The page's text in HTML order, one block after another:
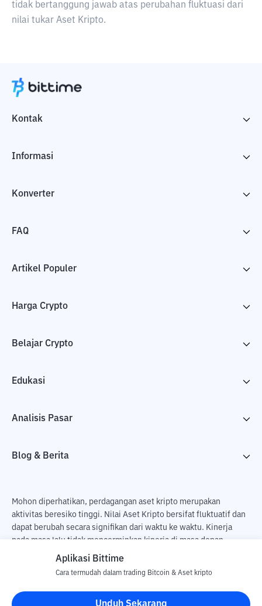
tidak bertanggung jawab atas perubahan fluktuasi dari
nilai tukar Aset Kripto.
Kontak
Informasi
Konverter
FAQ
Artikel Populer
Harga Crypto
Belajar Crypto
Edukasi
Analisis Pasar
Blog & Berita
Mohon diperhatikan, perdagangan aset kripto merupakan
aktivitas beresiko tinggi. Nilai Aset Kripto bersifat fluktuatif dan
dapat berubah secara signifikan dari waktu ke waktu. Kinerja
pada masa lalu tidak mencerminkan kinerja di masa depan.
Terdapat risiko kehilangan sebagai dampak dari membeli dan
pengguna. PT Utama Aset Digital Indonesia (Bittime) tidak
bertanggung jawab atas perubahan fluktuasi dari nilai tukar Aset
Aplikasi Bittime
Cara termudah dalam trading Bitcoin & Aset kripto